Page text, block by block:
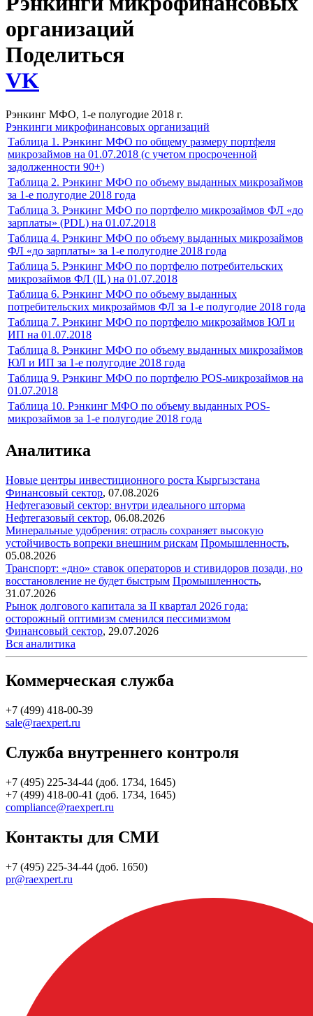
организаций
Поделиться
VK
Рэнкинг МФО, 1-е полугодие 2018 г.
Рэнкинги микрофинансовых организаций
Таблица 1. Рэнкинг МФО по общему размеру портфеля
микрозаймов на 01.07.2018 (с учетом просроченной
задолженности 90+)
Таблица 2. Рэнкинг МФО по объему выданных микрозаймов
за 1-е полугодие 2018 года
Таблица 3. Рэнкинг МФО по портфелю микрозаймов ФЛ «до
зарплаты» (PDL) на 01.07.2018
Таблица 4. Рэнкинг МФО по объему выданных микрозаймов
ФЛ «до зарплаты» за 1-е полугодие 2018 года
Таблица 5. Рэнкинг МФО по портфелю потребительских
микрозаймов ФЛ (IL) на 01.07.2018
Таблица 6. Рэнкинг МФО по объему выданных
потребительских микрозаймов ФЛ за 1-е полугодие 2018 года
Таблица 7. Рэнкинг МФО по портфелю микрозаймов ЮЛ и
ИП на 01.07.2018
Таблица 8. Рэнкинг МФО по объему выданных микрозаймов
ЮЛ и ИП за 1-е полугодие 2018 года
Таблица 9. Рэнкинг МФО по портфелю POS-микрозаймов на
01.07.2018
Таблица 10. Рэнкинг МФО по объему выданных POS-
микрозаймов за 1-е полугодие 2018 года
Аналитика
Новые центры инвестиционного роста Кыргызстана
Финансовый сектор, 07.08.2026
Нефтегазовый сектор: внутри идеального шторма
Нефтегазовый сектор, 06.08.2026
Минеральные удобрения: отрасль сохраняет высокую
устойчивость вопреки внешним рискам Промышленность,
05.08.2026
Транспорт: «дно» ставок операторов и стивидоров позади, но
восстановление не будет быстрым Промышленность,
31.07.2026
Рынок долгового капитала за II квартал 2026 года:
осторожный оптимизм сменился пессимизмом
Финансовый сектор, 29.07.2026
Вся аналитика
Коммерческая служба
+7 (499) 418-00-39
sale@raexpert.ru
Служба внутреннего контроля
+7 (495) 225-34-44 (доб. 1734, 1645)
+7 (499) 418-00-41 (доб. 1734, 1645)
compliance@raexpert.ru
Контакты для СМИ
+7 (495) 225-34-44 (доб. 1650)
pr@raexpert.ru